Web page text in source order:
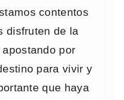
contentos
disfruten de la
por
para vivir y
que haya